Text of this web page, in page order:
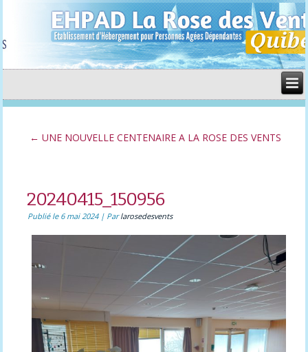
← UNE NOUVELLE CENTENAIRE A LA ROSE DES VENTS
20240415_150956
Publié le 6 mai 2024| Par larosedesvents